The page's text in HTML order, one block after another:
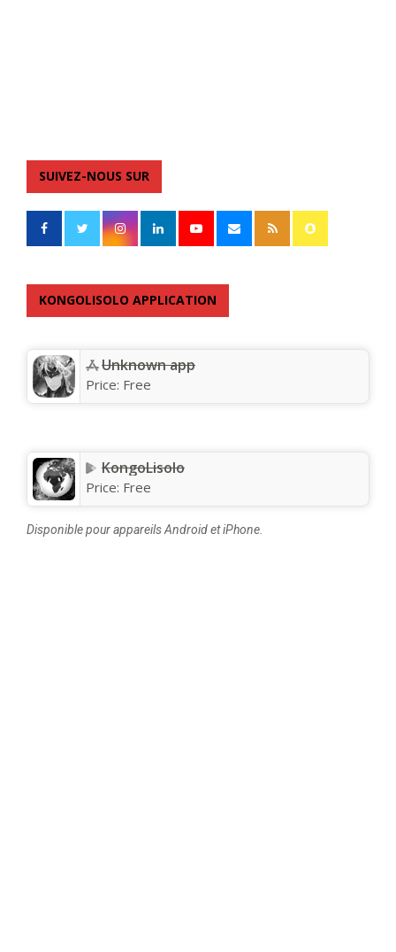
SUIVEZ-NOUS SUR
KONGOLISOLO APPLICATION
Unknown app
Price: Free
KongoLisolo
Price: Free
Disponible pour appareils Android et iPhone.